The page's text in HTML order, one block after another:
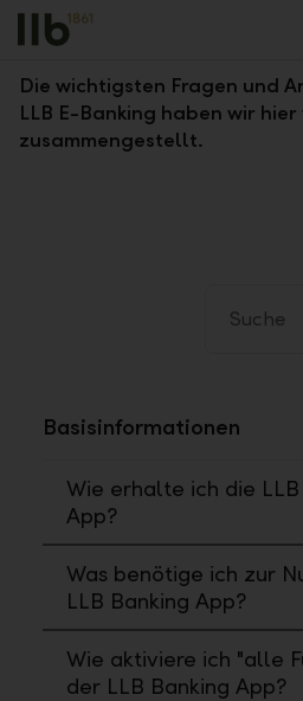
Alerts.Headline
Fragen und Antworten
Die wichtigsten Fragen und
LLB E-Banking haben wir hier
zusammengestellt.
Basisinformationen
Wie erhalte ich die
App?
Was benötige ich zur
LLB Banking App?
Wie aktiviere ich "alle
der LLB Banking App?